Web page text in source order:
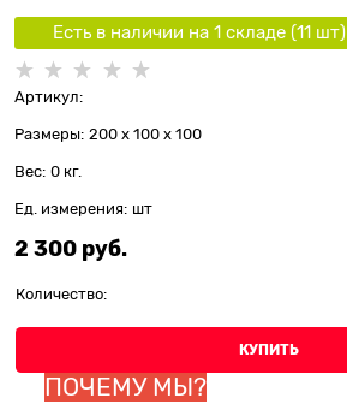
Есть в наличии на 1 складe (11 шт)
Артикул:
Размеры: 200 x 100 x 100
Вес: 0 кг.
Ед. измерения: шт
2 300 руб.
Количество:
КУПИТЬ
ПОЧЕМУ МЫ?